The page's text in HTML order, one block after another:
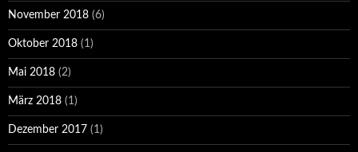
November 2018 (6)
Oktober 2018 (1)
Mai 2018 (2)
März 2018 (1)
Dezember 2017 (1)